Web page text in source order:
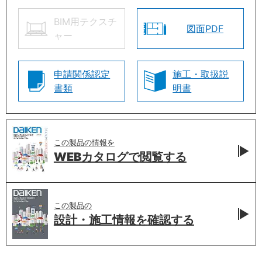
BIM用テクスチ
ャー
図面PDF
申請関係認定
書類
施工・取扱説
明書
この製品の情報を
WEBカタログで閲覧する
この製品の
設計・施工情報を確認する